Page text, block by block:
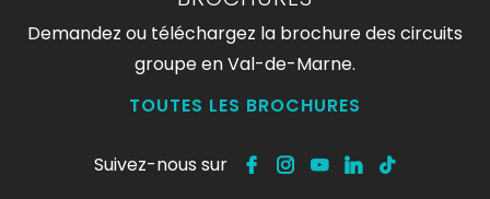
Demandez ou téléchargez la brochure des circuits
groupe en Val-de-Marne.
TOUTES LES BROCHURES
Suivez-nous sur